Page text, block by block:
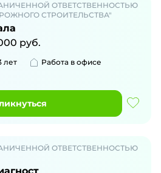
ОТВЕТСТВЕННОСТЬЮ
СТРОИТЕЛЬСТВА"
руб.
лет
Работа в офисе
ОТВЕТСТВЕННОСТЬЮ